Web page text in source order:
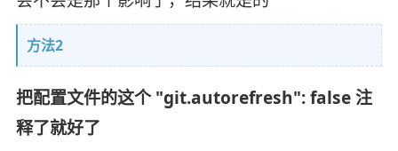
方法2
把配置文件的这个 "git.autorefresh": false 注
释了就好了